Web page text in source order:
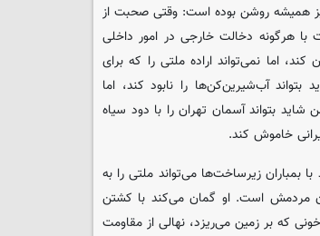
همیشه روشن بوده است: وقتی صحبت از
هرگونه دخالت خارجی در امور داخلی
اما نمی‌تواند اراده ملتی را که برای
آب‌شیرین‌کن‌ها را نابود کند، اما
بتواند آسمان تهران را با دود سیاه
خاموش کند.
زیرساخت‌ها می‌تواند ملتی را به
مردمش است. او گمان می‌کند با کشتن
که بر زمین می‌ریزد، نهالی از مقاومت